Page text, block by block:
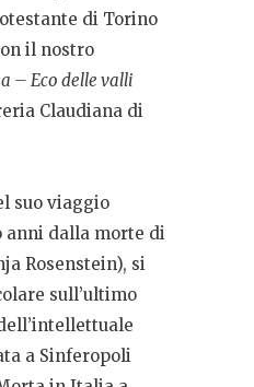
di Torino
il nostro
– Eco delle valli
Claudiana di
suo viaggio
anni dalla morte di
Rosenstein), si
sull’ultimo
a Sinferopoli